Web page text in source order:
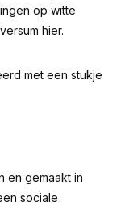
op witte
hier.
met een stukje
en gemaakt in
sociale